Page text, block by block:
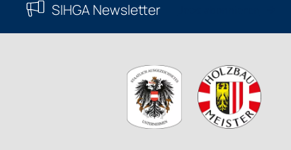
SIHGA Newsletter